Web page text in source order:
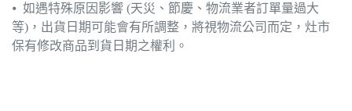
⦁ 如遇特殊原因影響 (天災、節慶、物流業者訂單量過大
等)，出貨日期可能會有所調整，將視物流公司而定，灶市
保有修改商品到貨日期之權利。